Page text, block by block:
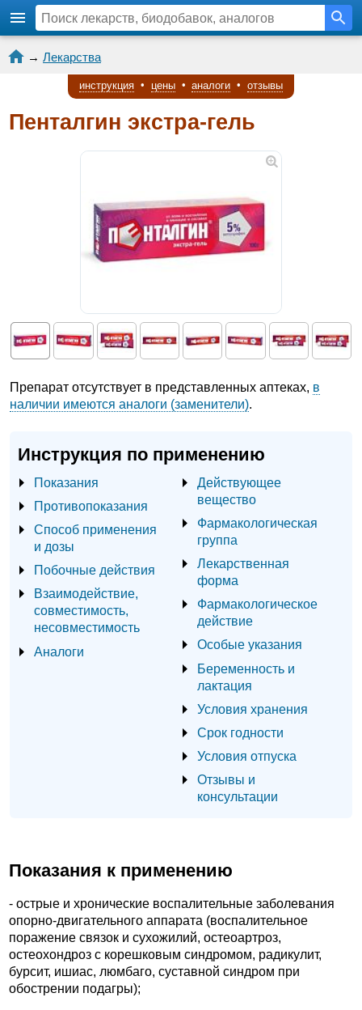
→ Лекарства
инструкция • цены • аналоги • отзывы
Пенталгин экстра-гель
Препарат отсутствует в представленных аптеках, в
наличии имеются аналоги (заменители).
Инструкция по применению
Показания
Противопоказания
Способ применения
и дозы
Побочные действия
Взаимодействие,
совместимость,
несовместимость
Аналоги
Действующее
вещество
Фармакологическая
группа
Лекарственная
форма
Фармакологическое
действие
Особые указания
Беременность и
лактация
Условия хранения
Срок годности
Условия отпуска
Отзывы и
консультации
Показания к применению
- острые и хронические воспалительные заболевания
опорно-двигательного аппарата (воспалительное
поражение связок и сухожилий, остеоартроз,
остеохондроз с корешковым синдромом, радикулит,
бурсит, ишиас, люмбаго, суставной синдром при
обострении подагры);